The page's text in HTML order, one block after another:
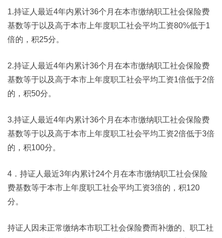
1.持证人最近4年内累计36个月在本市缴纳职工社会保险费
基数等于以及高于本市上年度职工社会平均工资80%低于1
倍的，积25分。
2.持证人最近4年内累计36个月在本市缴纳职工社会保险费
基数等于以及高于本市上年度职工社会平均工资1倍低于2倍
的，积50分。
3.持证人最近4年内累计36个月在本市缴纳职工社会保险费
基数等于以及高于本市上年度职工社会平均工资2倍低于3倍
的，积100分。
4．持证人最近3年内累计24个月在本市缴纳职工社会保险
费基数等于本市上年度职工社会平均工资3倍的，积120
分。
持证人因未正常缴纳本市职工社会保险费而补缴的、职工社